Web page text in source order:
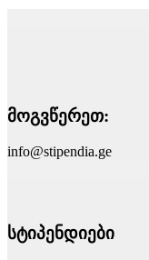
მოგვწერეთ:
info@stipendia.ge
სტიპენდიები